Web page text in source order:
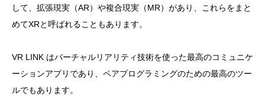
して、拡張現実（AR）や複合現実（MR）があり、これらをまと
めてXRと呼ばれることもあります。
VR LINK はバーチャルリアリティ技術を使った最高のコミュニケ
ーションアプリであり、ペアプログラミングのための最高のツー
ルでもあります。